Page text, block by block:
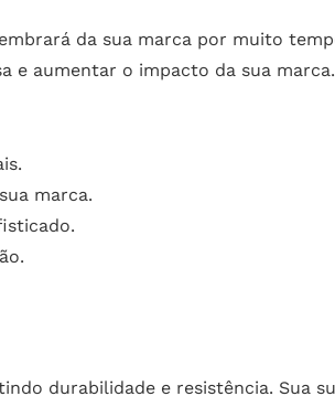
da sua marca por muito
e aumentar o impacto da sua marca.
marca.
durabilidade e resistência. Sua